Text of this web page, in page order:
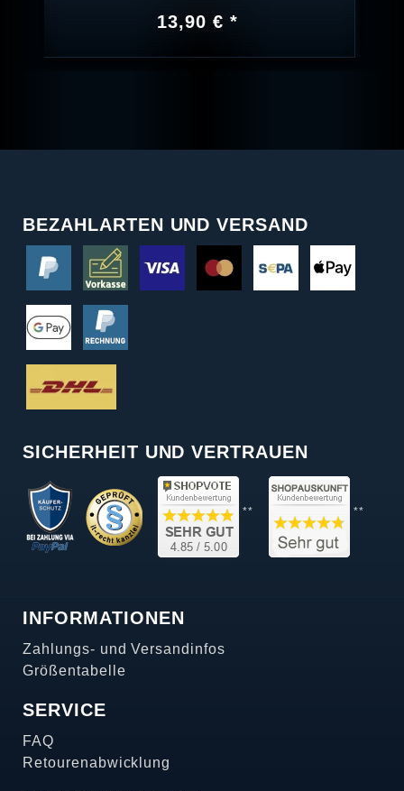
13,90 € *
BEZAHLARTEN UND VERSAND
SICHERHEIT UND VERTRAUEN
** **
INFORMATIONEN
Zahlungs- und Versandinfos
Größentabelle
SERVICE
FAQ
Retourenabwicklung